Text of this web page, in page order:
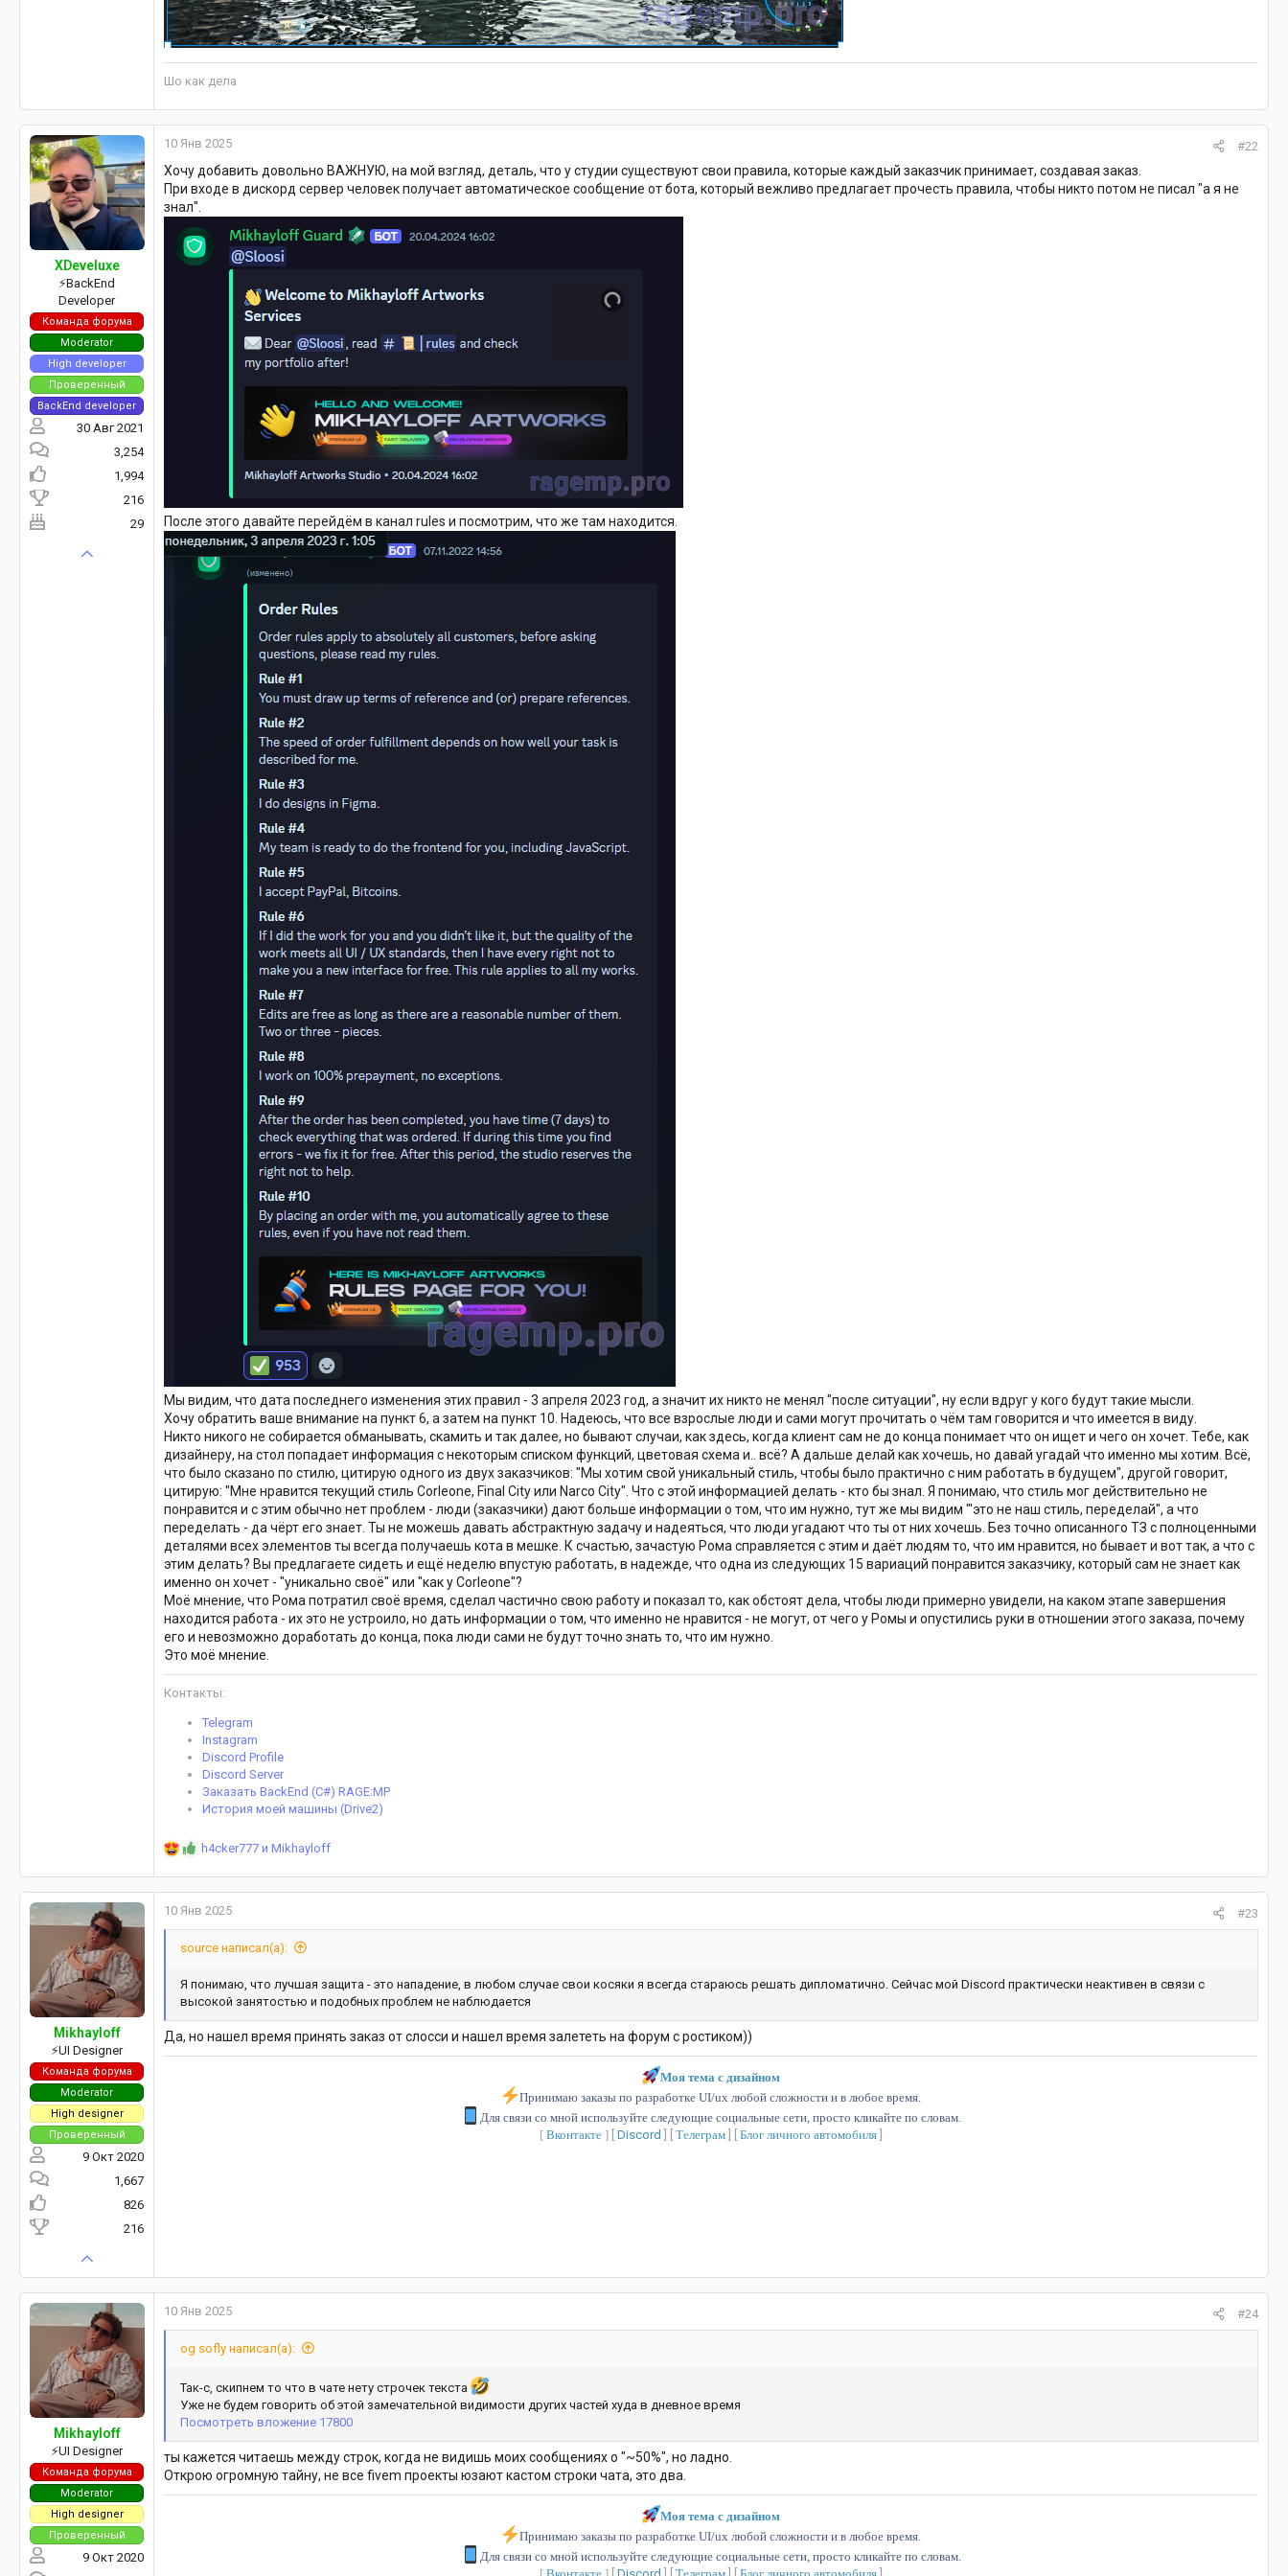
Шо как дела
XDeveluxe
⚡️BackEnd
Developer
Команда форума
Moderator
High developer
Проверенный
BackEnd developer
30 Авг 2021
3,254
1,994
216
29
10 Янв 2025 #22
Хочу добавить довольно ВАЖНУЮ, на мой взгляд, деталь, что у студии существуют свои правила, которые каждый заказчик принимает, создавая заказ.
При входе в дискорд сервер человек получает автоматическое сообщение от бота, который вежливо предлагает прочесть правила, чтобы никто потом не писал "а я не
знал".
После этого давайте перейдём в канал rules и посмотрим, что же там находится.
Мы видим, что дата последнего изменения этих правил - 3 апреля 2023 год, а значит их никто не менял "после ситуации", ну если вдруг у кого будут такие мысли.
Хочу обратить ваше внимание на пункт 6, а затем на пункт 10. Надеюсь, что все взрослые люди и сами могут прочитать о чём там говорится и что имеется в виду.
Никто никого не собирается обманывать, скамить и так далее, но бывают случаи, как здесь, когда клиент сам не до конца понимает что он ищет и чего он хочет. Тебе, как
дизайнеру, на стол попадает информация с некоторым списком функций, цветовая схема и.. всё? А дальше делай как хочешь, но давай угадай что именно мы хотим. Всё,
что было сказано по стилю, цитирую одного из двух заказчиков: "Мы хотим свой уникальный стиль, чтобы было практично с ним работать в будущем", другой говорит,
цитирую: "Мне нравится текущий стиль Corleone, Final City или Narco City". Что с этой информацией делать - кто бы знал. Я понимаю, что стиль мог действительно не
понравится и с этим обычно нет проблем - люди (заказчики) дают больше информации о том, что им нужно, тут же мы видим "'это не наш стиль, переделай", а что
переделать - да чёрт его знает. Ты не можешь давать абстрактную задачу и надеяться, что люди угадают что ты от них хочешь. Без точно описанного ТЗ с полноценными
деталями всех элементов ты всегда получаешь кота в мешке. К счастью, зачастую Рома справляется с этим и даёт людям то, что им нравится, но бывает и вот так, а что с
этим делать? Вы предлагаете сидеть и ещё неделю впустую работать, в надежде, что одна из следующих 15 вариаций понравится заказчику, который сам не знает как
именно он хочет - "уникально своё" или "как у Corleone"?
Моё мнение, что Рома потратил своё время, сделал частично свою работу и показал то, как обстоят дела, чтобы люди примерно увидели, на каком этапе завершения
находится работа - их это не устроило, но дать информации о том, что именно не нравится - не могут, от чего у Ромы и опустились руки в отношении этого заказа, почему
его и невозможно доработать до конца, пока люди сами не будут точно знать то, что им нужно.
Это моё мнение.
Контакты:
Telegram
Instagram
Discord Profile
Discord Server
Заказать BackEnd (C#) RAGE:MP
История моей машины (Drive2)
Р
а
ц
и
и
h4cker777 и Mikhayloff
Mikhayloff
⚡️UI Designer
Команда форума
Moderator
High designer
Проверенный
9 Окт 2020
1,667
826
216
10 Янв 2025 #23
source написал(а):
Я понимаю, что лучшая защита - это нападение, в любом случае свои косяки я всегда стараюсь решать дипломатично. Сейчас мой Discord практически неактивен в связи с
высокой занятостью и подобных проблем не наблюдается
Да, но нашел время принять заказ от слосси и нашел время залететь на форум с ростиком))
Моя тема с дизайном
Принимаю заказы по разработке UI/ux любой сложности и в любое время.
Для связи со мной используйте следующие социальные сети, просто кликайте по словам.
[ Вконтакте ] Discord Телеграм Блог личного автомобиля
Mikhayloff
⚡️UI Designer
Команда форума
Moderator
High designer
Проверенный
9 Окт 2020
10 Янв 2025 #24
og sofly написал(а):
Так-с, скипнем то что в чате нету строчек текста
Уже не будем говорить об этой замечательной видимости других частей худа в дневное время
Посмотреть вложение 17800
ты кажется читаешь между строк, когда не видишь моих сообщениях о "~50%", но ладно.
Открою огромную тайну, не все fivem проекты юзают кастом строки чата, это два.
Моя тема с дизайном
Принимаю заказы по разработке UI/ux любой сложности и в любое время.
Для связи со мной используйте следующие социальные сети, просто кликайте по словам.